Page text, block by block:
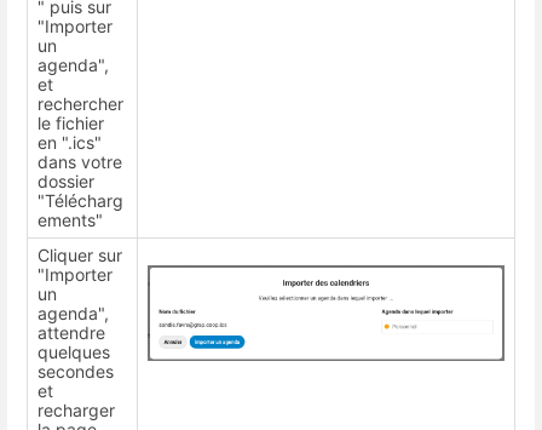
" puis sur
"Importer
un
agenda",
et
rechercher
le fichier
en ".ics"
dans votre
dossier
"Télécharg
ements"
Cliquer sur
"Importer
un
agenda",
attendre
quelques
secondes
et
recharger